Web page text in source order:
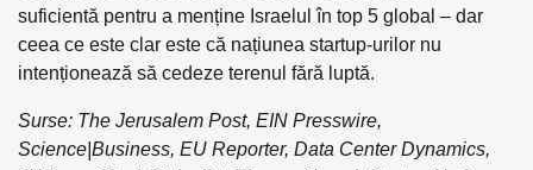
suficientă pentru a menține Israelul în top 5 global – dar
ceea ce este clar este că națiunea startup-urilor nu
intenționează să cedeze terenul fără luptă.
Surse: The Jerusalem Post, EIN Presswire,
Science|Business, EU Reporter, Data Center Dynamics,